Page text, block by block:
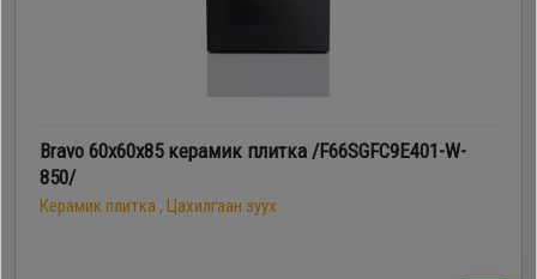
Bravo 60х60х85 керамик плитка /F66SGFC9E401-W-
850/
Керамик плитка , Цахилгаан зуух